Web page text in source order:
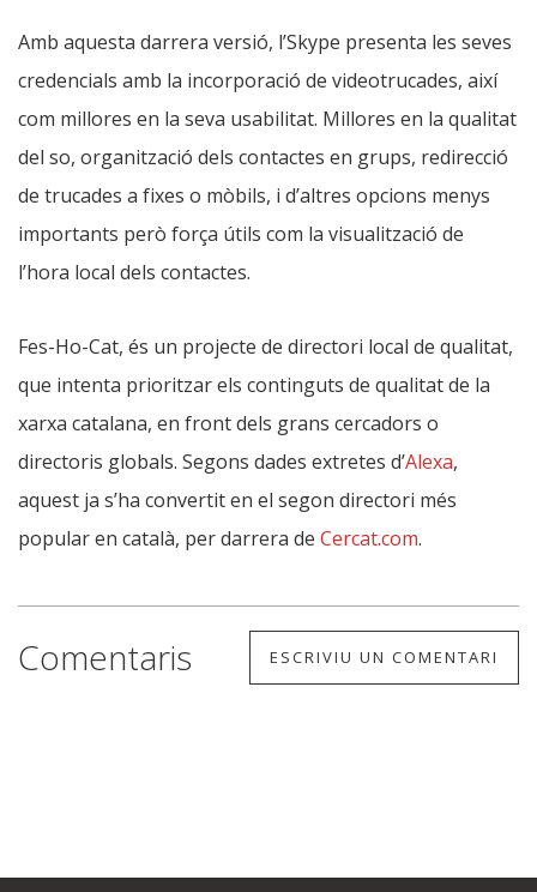
Amb aquesta darrera versió, l’Skype presenta les seves
credencials amb la incorporació de videotrucades, així
com millores en la seva usabilitat. Millores en la qualitat
del so, organització dels contactes en grups, redirecció
de trucades a fixes o mòbils, i d’altres opcions menys
importants però força útils com la visualització de
l’hora local dels contactes.
Fes-Ho-Cat, és un projecte de directori local de qualitat,
que intenta prioritzar els continguts de qualitat de la
xarxa catalana, en front dels grans cercadors o
directoris globals. Segons dades extretes d’Alexa,
aquest ja s’ha convertit en el segon directori més
popular en català, per darrera de Cercat.com.
Comentaris ESCRIVIU UN COMENTARI